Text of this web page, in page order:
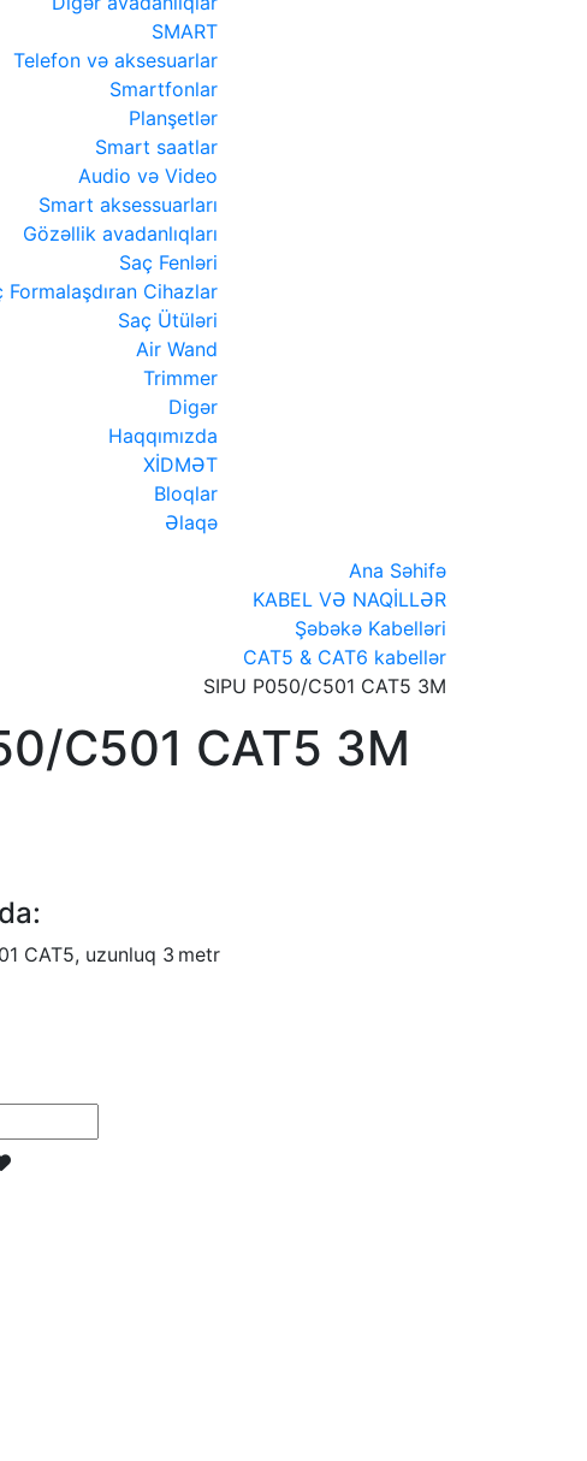
SMART
Telefon və aksesuarlar
Smartfonlar
Planşetlər
Smart saatlar
Audio və Video
Smart aksessuarları
Gözəllik avadanlıqları
Saç Fenləri
Formalaşdıran Cihazlar
Saç Ütüləri
Air Wand
Trimmer
Digər
Haqqımızda
XİDMƏT
Bloqlar
Əlaqə
Ana Səhifə
KABEL VƏ NAQİLLƏR
Şəbəkə Kabelləri
CAT5 & CAT6 kabellər
SIPU P050/C501 CAT5 3M
C501 CAT5 3M
CAT5, uzunluq 3 metr